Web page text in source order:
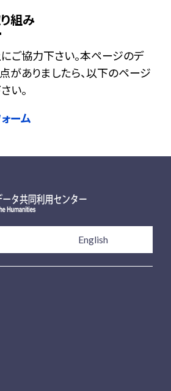
組み
ご協力下さい。本ページのデ
がありましたら、以下のページ
い。
ーム
English